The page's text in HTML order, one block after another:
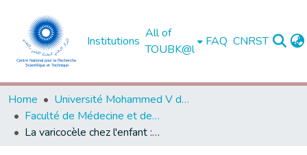
Institutions
All of
TOUBK@l
FAQ CNRST
Home
Université Mohammed V de Rabat
Faculté de Médecine et de Pharmacie - Rabat
La varicocèle chez l'enfant : indications chirurgicales et pronostic. A propos de 19 cas.